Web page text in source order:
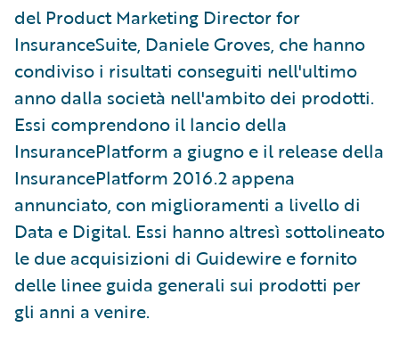
del Product Marketing Director for
InsuranceSuite, Daniele Groves, che hanno
condiviso i risultati conseguiti nell'ultimo
anno dalla società nell'ambito dei prodotti.
Essi comprendono il lancio della
InsurancePlatform a giugno e il release della
InsurancePlatform 2016.2 appena
annunciato, con miglioramenti a livello di
Data e Digital. Essi hanno altresì sottolineato
le due acquisizioni di Guidewire e fornito
delle linee guida generali sui prodotti per
gli anni a venire.